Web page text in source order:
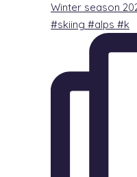
Winter season
#skiing #alps #k